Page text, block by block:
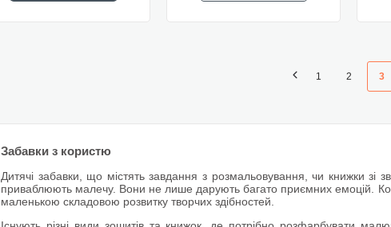
1 2 3
Забавки з користю
Дитячі забавки, що містять завдання з розмальовування, чи книжки
приваблюють малечу. Вони не лише дарують багато приємних емоцій.
маленькою складовою розвитку творчих здібностей.